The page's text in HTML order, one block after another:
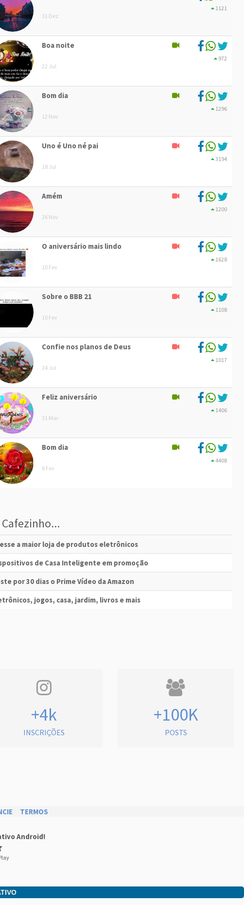
31 Dez
1121
Boa noite
22 Jul
972
Bom dia
12 Nov
1296
Uno é Uno né pai
18 Jul
3194
Amém
26 Nov
1200
O aniversário mais lindo
10 Fev
1628
Sobre o BBB 21
10 Fev
1108
Confie nos planos de Deus
24 Jul
1017
Feliz aniversário
31 Mar
1406
Bom dia
6 Fev
4408
Cafezinho...
a maior loja de produtos eletrônicos
de Casa Inteligente em promoção
por 30 dias o Prime Vídeo da Amazon
jogos, casa, jardim, livros e mais
+4k
INSCRIÇÕES
+100K
POSTS
TERMOS
Android!